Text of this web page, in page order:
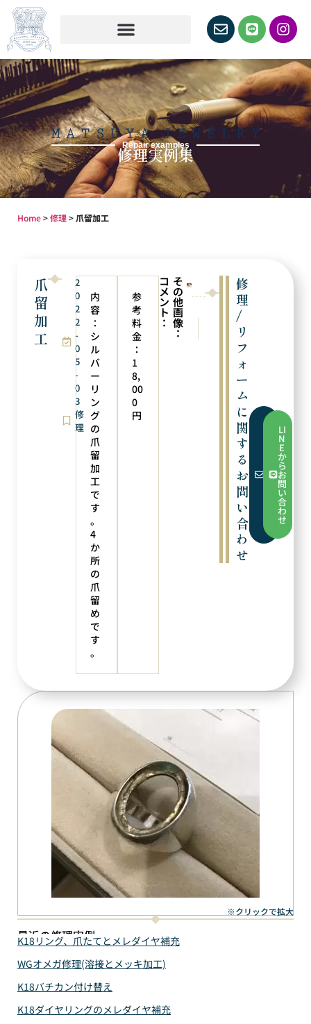
Repair examples
修理実例集
Home>修理> 爪留加工
※クリックで拡大
最近の修理実例
K18リング、爪たてとメレダイヤ補充
WGオメガ修理(溶接とメッキ加工)
K18バチカン付け替え
K18ダイヤリングのメレダイヤ補充
爪
留
加
工
2
0
2
2
-
0
5
-
0
3
修
理
内
容
：
シ
ル
バ
ー
リ
ン
グ
の
爪
留
加
工
で
す
。
4
か
所
の
爪
留
め
で
す
。
参
考
料
金
：
1
8,
00
0
円
コ
メ
ン
ト
：
そ
の
他
画
像
： 新品仕上げ
修
理
/
リ
フ
ォ
ー
ム
に
関
す
る
お
問
い
合
わ
せ
フ
ら
お
せ
LI
N
E
か
ら
お
問
い
合
わ
せ